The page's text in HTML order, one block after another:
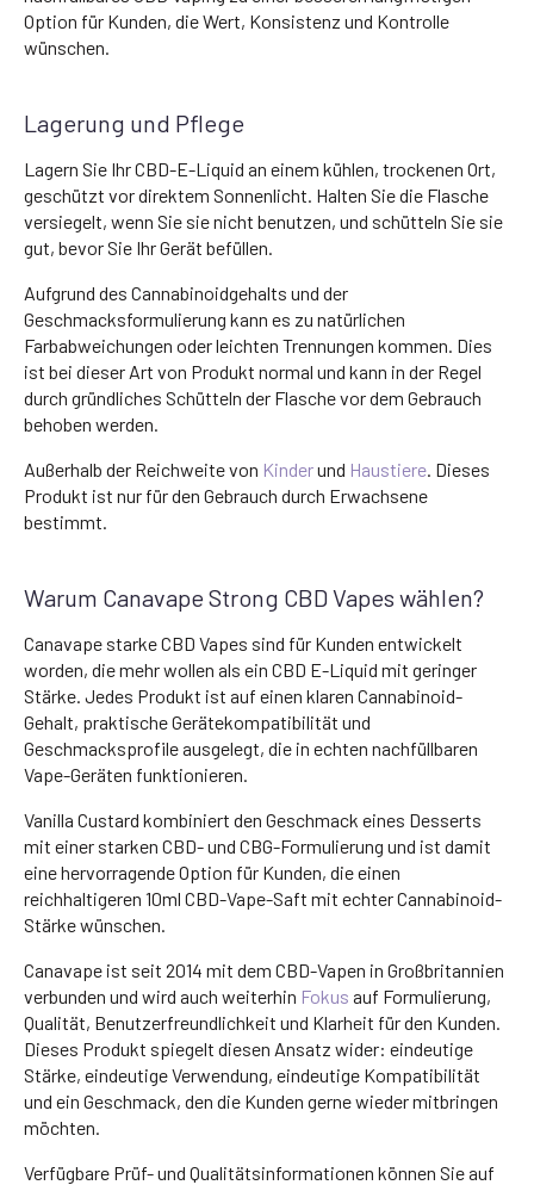
Option für Kunden, die Wert, Konsistenz und Kontrolle
wünschen.
Lagerung und Pflege
Lagern Sie Ihr CBD-E-Liquid an einem kühlen, trockenen Ort,
geschützt vor direktem Sonnenlicht. Halten Sie die Flasche
versiegelt, wenn Sie sie nicht benutzen, und schütteln Sie sie
gut, bevor Sie Ihr Gerät befüllen.
Aufgrund des Cannabinoidgehalts und der
Geschmacksformulierung kann es zu natürlichen
Farbabweichungen oder leichten Trennungen kommen. Dies
ist bei dieser Art von Produkt normal und kann in der Regel
durch gründliches Schütteln der Flasche vor dem Gebrauch
behoben werden.
Außerhalb der Reichweite von Kinderund Haustiere . Dieses
Produkt ist nur für den Gebrauch durch Erwachsene
bestimmt.
Warum Canavape Strong CBD Vapes wählen?
Canavape starke CBD Vapes sind für Kunden entwickelt
worden, die mehr wollen als ein CBD E-Liquid mit geringer
Stärke. Jedes Produkt ist auf einen klaren Cannabinoid-
Gehalt, praktische Gerätekompatibilität und
Geschmacksprofile ausgelegt, die in echten nachfüllbaren
Vape-Geräten funktionieren.
Vanilla Custard kombiniert den Geschmack eines Desserts
mit einer starken CBD- und CBG-Formulierung und ist damit
eine hervorragende Option für Kunden, die einen
reichhaltigeren 10ml CBD-Vape-Saft mit echter Cannabinoid-
Stärke wünschen.
Canavape ist seit 2014 mit dem CBD-Vapen in Großbritannien
verbunden und wird auch weiterhin Fokus auf Formulierung,
Qualität, Benutzerfreundlichkeit und Klarheit für den Kunden.
Dieses Produkt spiegelt diesen Ansatz wider: eindeutige
Stärke, eindeutige Verwendung, eindeutige Kompatibilität
und ein Geschmack, den die Kunden gerne wieder mitbringen
möchten.
Verfügbare Prüf- und Qualitätsinformationen können Sie auf